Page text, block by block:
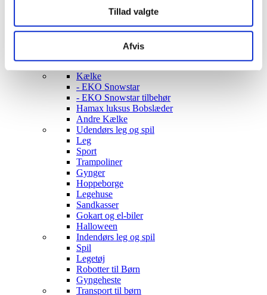
Tillad valgte
Afvis
Borde & stole
Belysning Børn
Belysning Børneværelse
Kælke
- EKO Snowstar
- EKO Snowstar tilbehør
Hamax luksus Bobslæder
Andre Kælke
Udendørs leg og spil
Leg
Sport
Trampoliner
Gynger
Hoppeborge
Legehuse
Sandkasser
Gokart og el-biler
Halloween
Indendørs leg og spil
Spil
Legetøj
Robotter til Børn
Gyngeheste
Transport til børn